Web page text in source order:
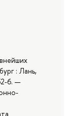
: Лань,
6. —